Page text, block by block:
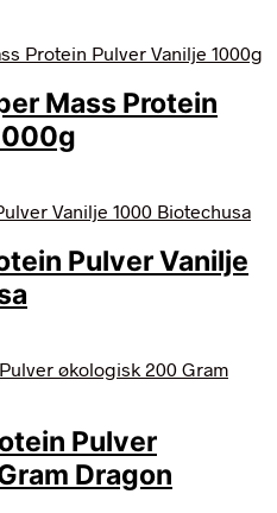
Mass Protein
Pulver Vanilje
Pulver
Dragon